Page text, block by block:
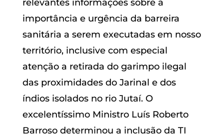
relevantes informações sobre a
importância e urgência da barreira
sanitária a serem executadas em nosso
território, inclusive com especial
atenção a retirada do garimpo ilegal
das proximidades do Jarinal e dos
índios isolados no rio Jutaí. O
excelentíssimo Ministro Luís Roberto
Barroso determinou a inclusão da TI